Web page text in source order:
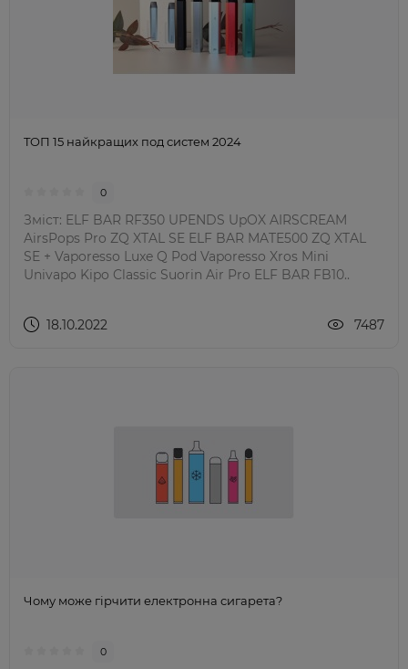
TOП 15 найкращих под систем 2024
0
Зміст: ELF BAR RF350 UPENDS UpOX AIRSCREAM
AirsPops Pro ZQ XTAL SE ELF BAR MATE500 ZQ XTAL
SE + Vaporesso Luxe Q Pod Vaporesso Xros Mini
Univapo Kipo Classic Suorin Air Pro ELF BAR FB10..
18.10.2022 7487
Чому може гірчити електронна сигарета?
0